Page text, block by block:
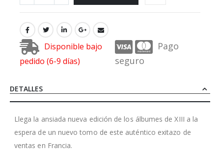
Disponible bajo
pedido (6-9 días)
Pago
seguro
DETALLES
Llega la ansiada nueva edición de los álbumes de XIII a la
espera de un nuevo tomo de este auténtico exitazo de
ventas en Francia.